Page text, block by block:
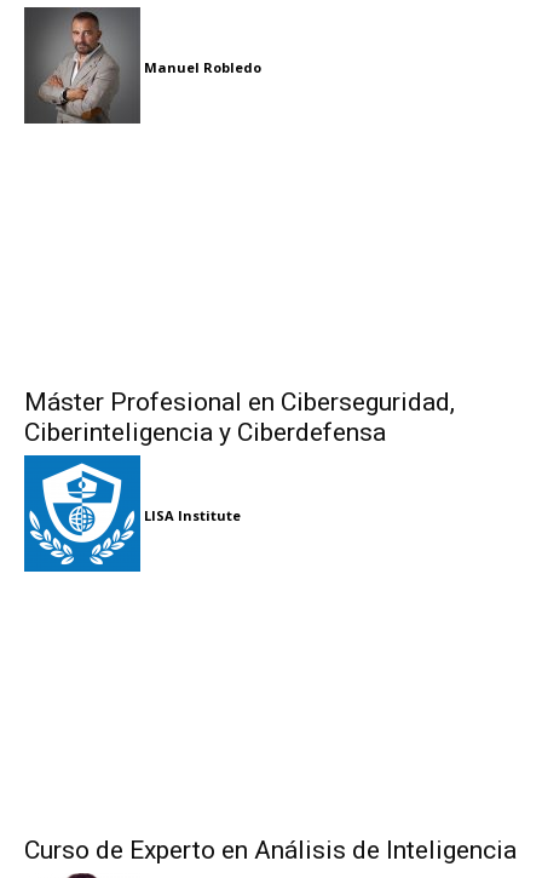
Manuel Robledo
Máster Profesional en Ciberseguridad,
Ciberinteligencia y Ciberdefensa
LISA Institute
Curso de Experto en Análisis de Inteligencia